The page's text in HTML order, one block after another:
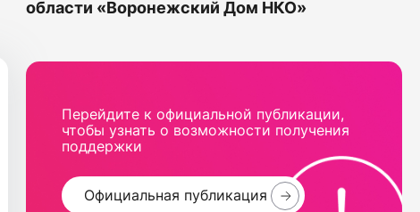
области «Воронежский Дом НКО»
Перейдите к официальной публикации,
чтобы узнать о возможности получения
поддержки
Официальная публикация